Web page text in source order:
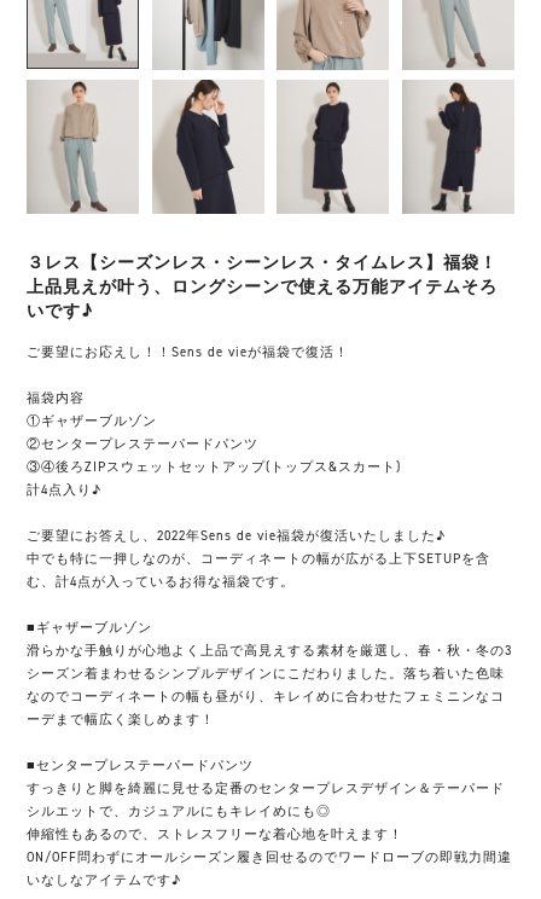
３レス【シーズンレス・シーンレス・タイムレス】福袋！
上品見えが叶う、ロングシーンで使える万能アイテムそろ
いです♪
ご要望にお応えし！！Sens de vieが福袋で復活！
福袋内容
①ギャザーブルゾン
②センタープレステーパードパンツ
③④後ろZIPスウェットセットアップ(トップス&スカート)
計4点入り♪
ご要望にお答えし、2022年Sens de vie福袋が復活いたしました♪
中でも特に一押しなのが、コーディネートの幅が広がる上下SETUPを含
む、計4点が入っているお得な福袋です。
■ギャザーブルゾン
滑らかな手触りが心地よく上品で高見えする素材を厳選し、春・秋・冬の3
シーズン着まわせるシンプルデザインにこだわりました。落ち着いた色味
なのでコーディネートの幅も昼がり、キレイめに合わせたフェミニンなコ
ーデまで幅広く楽しめます！
■センタープレステーパードパンツ
すっきりと脚を綺麗に見せる定番のセンタープレスデザイン＆テーパード
シルエットで、カジュアルにもキレイめにも◎
伸縮性もあるので、ストレスフリーな着心地を叶えます！
ON/OFF問わずにオールシーズン履き回せるのでワードローブの即戦力間違
いなしなアイテムです♪